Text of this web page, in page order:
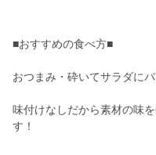
■おすすめの食べ方■
おつまみ・砕いてサラダにパ
味付けなしだから素材の味
す！